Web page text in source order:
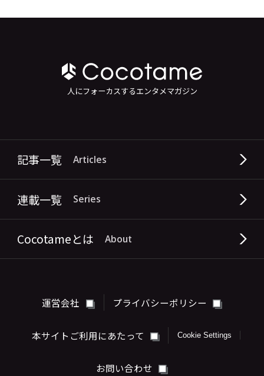
人にフォーカスするエンタメマガジン
記事一覧 Articles
連載一覧 Series
Cocotameとは About
運営会社 プライバシーポリシー
本サイトご利用にあたって Cookie Settings
お問い合わせ